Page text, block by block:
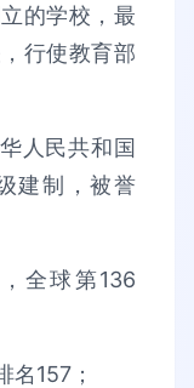
的学校，最
行使教育部
人民共和国
建制，被誉
全球第136
157；